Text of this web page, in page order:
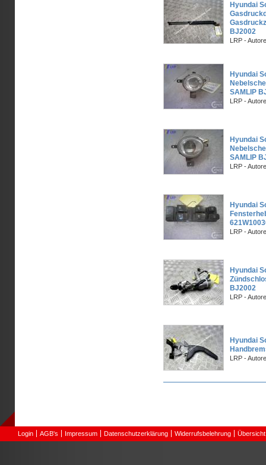
Hyundai
BJ2002
LRP -
Hyundai
SAMLIP
LRP -
Hyundai
SAMLIP
LRP -
Hyundai
LRP -
Hyundai
BJ2002
LRP -
Hyundai
LRP -
Login AGB's Impressum Datenschutzerklärung Widerrufsbelehrung